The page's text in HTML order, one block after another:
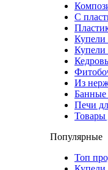
С
Купели
Купели
Из
Печи
Товары
Популярные
Топ